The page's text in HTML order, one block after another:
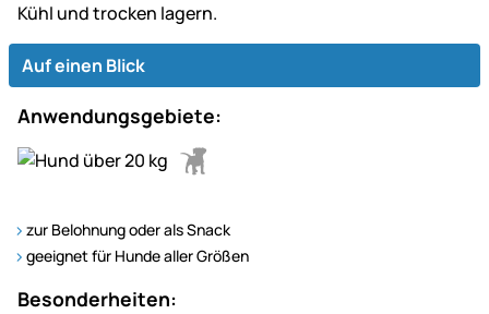
Kühl und trocken lagern.
Auf einen Blick
Anwendungsgebiete:
zur Belohnung oder als Snack
geeignet für Hunde aller Größen
Besonderheiten: